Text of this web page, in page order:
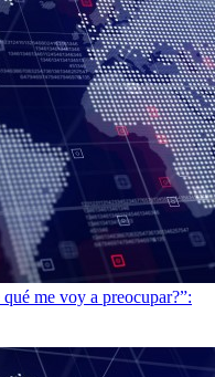
me voy a preocupar?”: